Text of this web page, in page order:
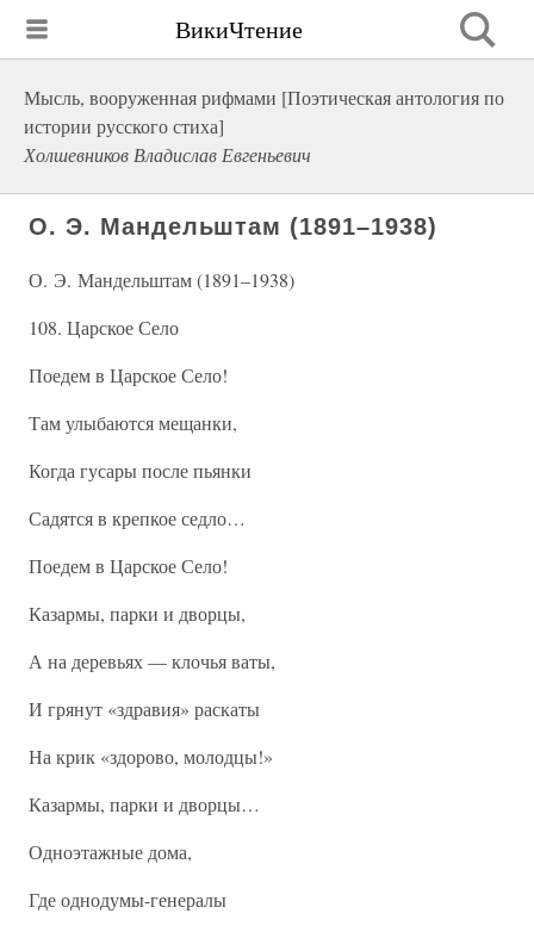
ВикиЧтение
Мысль, вооруженная рифмами [Поэтическая антология по
истории русского стиха]
Холшевников Владислав Евгеньевич
О. Э. Мандельштам (1891–1938)
О. Э. Мандельштам (1891–1938)
108. Царское Село
Поедем в Царское Село!
Там улыбаются мещанки,
Когда гусары после пьянки
Садятся в крепкое седло…
Поедем в Царское Село!
Казармы, парки и дворцы,
А на деревьях — клочья ваты,
И грянут «здравия» раскаты
На крик «здорово, молодцы!»
Казармы, парки и дворцы…
Одноэтажные дома,
Где однодумы-генералы